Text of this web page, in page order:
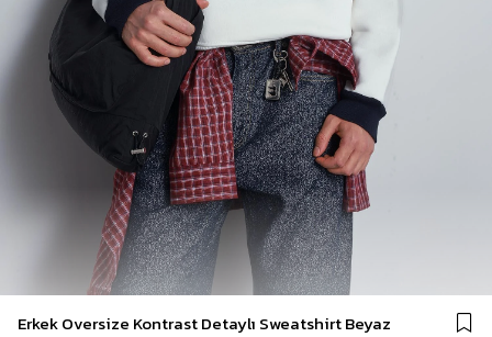
Erkek Oversize Kontrast Detaylı Sweatshirt Beyaz